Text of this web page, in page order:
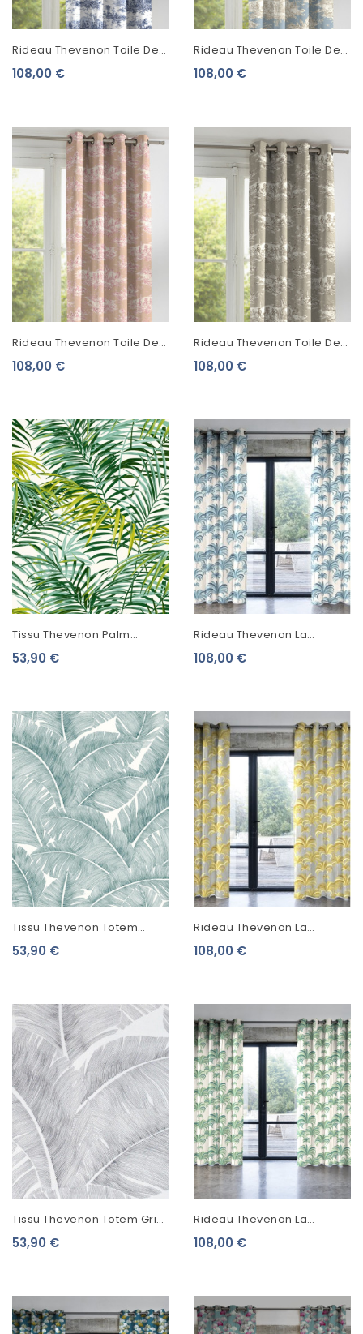
Rideau Thevenon Toile De
Jouy Histoire D'Eau Bleu
108,00 €
Rideau Thevenon Toile De
Jouy Histoire D'Eau Beige
108,00 €
Rideau Thevenon Toile De
Jouy Histoire D'Eau Fond
108,00 €
Rideau Thevenon Toile De
Jouy Histoire D'Eau Sépia
108,00 €
Tissu Thevenon Palm
Springs Vert
53,90 €
Rideau Thevenon La
Palmeraie Bleu Azur
108,00 €
Tissu Thevenon Totem
Lagon Fond Crème
53,90 €
Rideau Thevenon La
Palmeraie Moutarde Fond
108,00 €
Tissu Thevenon Totem Gris
Fond Crème
53,90 €
Rideau Thevenon La
Palmeraie Vert Tropical
108,00 €